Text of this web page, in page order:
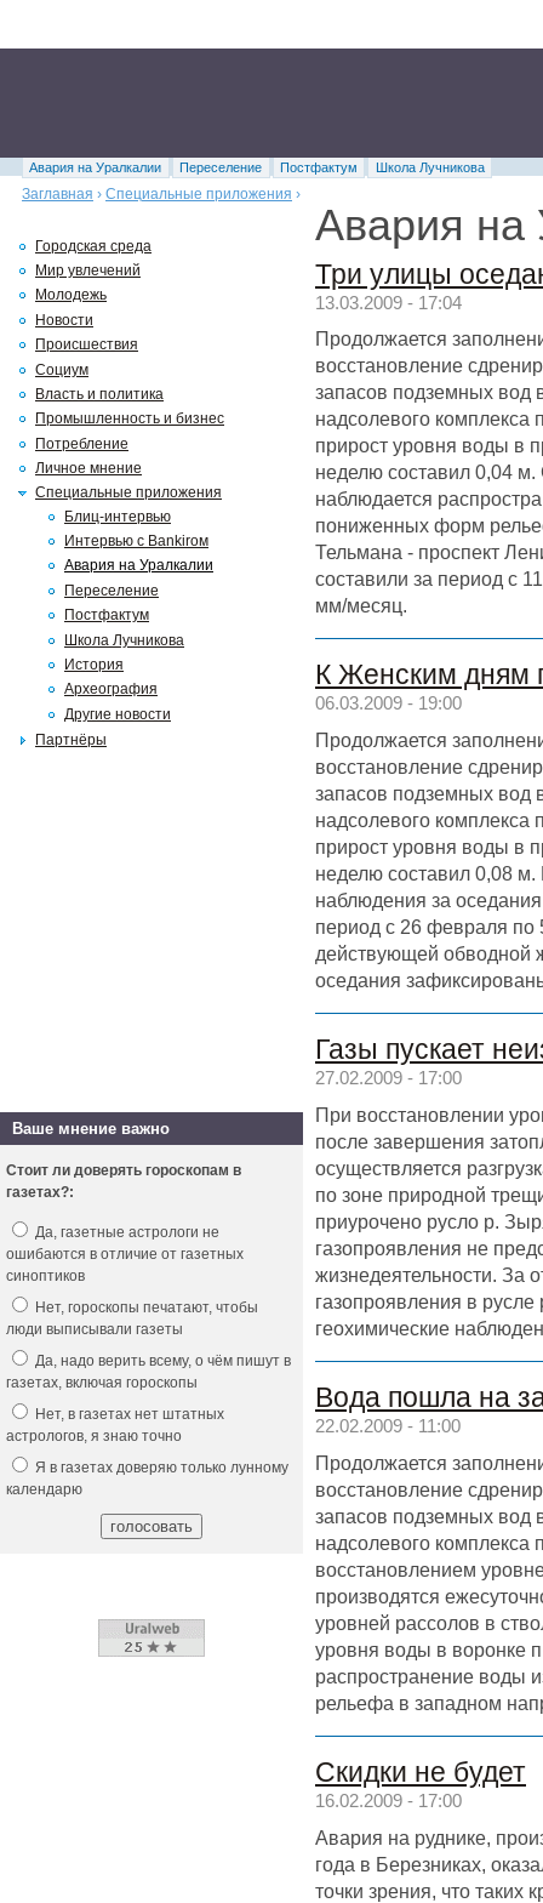
Авария на Уралкалии Переселение Постфактум
Школа Лучникова
Заглавная › Специальные приложения ›
Авария на
Три улицы
13.03.2009 - 17:04
Продолжается
восстановление
запасов подземных вод
надсолевого
прирост уровня воды в
неделю составил 0,04
наблюдается
пониженных форм
Тельмана - проспект
составили за период с
мм/месяц.
К Женским дням
06.03.2009 - 19:00
Продолжается
восстановление
запасов подземных вод
надсолевого
прирост уровня воды в
неделю составил 0,08
наблюдения за
период с 26 февраля по
действующей обводной
оседания
Газы пускает
27.02.2009 - 17:00
При восстановлении
после завершения
осуществляется
по зоне природной
приурочено русло р.
газопроявления не
жизнедеятельности. За
газопроявления в русле
геохимические
Вода пошла на
22.02.2009 - 11:00
Продолжается
восстановление
запасов подземных вод
надсолевого
восстановлением
производятся
уровней рассолов в
уровня воды в воронке
распространение воды
рельефа в западном
Скидки не будет
16.02.2009 - 17:00
Авария на руднике,
года в Березниках,
точки зрения, что
Городская среда
Мир увлечений
Молодежь
Новости
Происшествия
Социум
Власть и политика
Промышленность и бизнес
Потребление
Личное мнение
Специальные приложения
Блиц-интервью
Интервью с Bankirом
Авария на Уралкалии
Переселение
Постфактум
Школа Лучникова
История
Археография
Другие новости
Партнёры
Ваше мнение важно
Стоит ли доверять гороскопам в
газетах?:
Да, газетные астрологи не
ошибаются в отличие от газетных
синоптиков
Нет, гороскопы печатают, чтобы
люди выписывали газеты
Да, надо верить всему, о чём пишут в
газетах, включая гороскопы
Нет, в газетах нет штатных
астрологов, я знаю точно
Я в газетах доверяю только лунному
календарю